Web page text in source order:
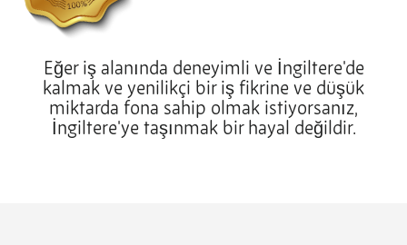
Eğer iş alanında deneyimli ve İngiltere'de
kalmak ve yenilikçi bir iş fikrine ve düşük
miktarda fona sahip olmak istiyorsanız,
İngiltere'ye taşınmak bir hayal değildir.